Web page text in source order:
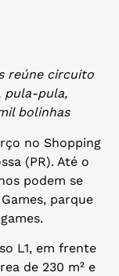
reúne circuito
pula-pula,
bolinhas
no Shopping
(PR). Até o
podem se
parque
L1, em frente
de 230 m² e